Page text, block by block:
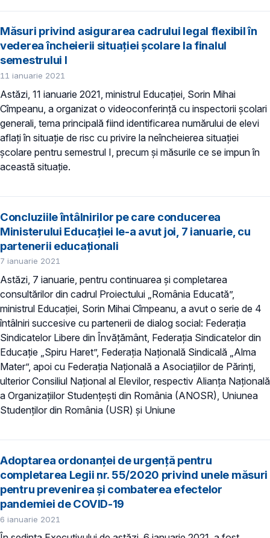
Măsuri privind asigurarea cadrului legal flexibil în
vederea încheierii situației școlare la finalul
semestrului I
11 ianuarie 2021
Astăzi, 11 ianuarie 2021, ministrul Educației, Sorin Mihai
Cîmpeanu, a organizat o videoconferință cu inspectorii școlari
generali, tema principală fiind identificarea numărului de elevi
aflați în situație de risc cu privire la neîncheierea situației
școlare pentru semestrul I, precum și măsurile ce se impun în
această situație.
Concluziile întâlnirilor pe care conducerea
Ministerului Educației le-a avut joi, 7 ianuarie, cu
partenerii educaționali
7 ianuarie 2021
Astăzi, 7 ianuarie, pentru continuarea și completarea
consultărilor din cadrul Proiectului „România Educată”,
ministrul Educației, Sorin Mihai Cîmpeanu, a avut o serie de 4
întâlniri succesive cu partenerii de dialog social: Federația
Sindicatelor Libere din Învățământ, Federația Sindicatelor din
Educație „Spiru Haret”, Federația Națională Sindicală „Alma
Mater”, apoi cu Federația Națională a Asociațiilor de Părinți,
ulterior Consiliul Național al Elevilor, respectiv Alianța Națională
a Organizațiilor Studențești din România (ANOSR), Uniunea
Studenților din România (USR) și Uniune
Adoptarea ordonanței de urgență pentru
completarea Legii nr. 55/2020 privind unele măsuri
pentru prevenirea şi combaterea efectelor
pandemiei de COVID-19
6 ianuarie 2021